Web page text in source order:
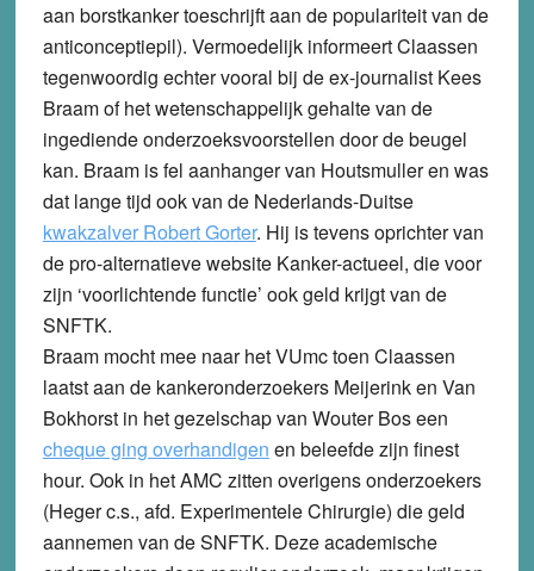
aan borstkanker toeschrijft aan de populariteit van de
anticonceptiepil). Vermoedelijk informeert Claassen
tegenwoordig echter vooral bij de ex-journalist Kees
Braam of het wetenschappelijk gehalte van de
ingediende onderzoeksvoorstellen door de beugel
kan. Braam is fel aanhanger van Houtsmuller en was
dat lange tijd ook van de Nederlands-Duitse
kwakzalver Robert Gorter. Hij is tevens oprichter van
de pro-alternatieve website Kanker-actueel, die voor
zijn ‘voorlichtende functie’ ook geld krijgt van de
SNFTK.
Braam mocht mee naar het VUmc toen Claassen
laatst aan de kankeronderzoekers Meijerink en Van
Bokhorst in het gezelschap van Wouter Bos een
cheque ging overhandigen en beleefde zijn finest
hour. Ook in het AMC zitten overigens onderzoekers
(Heger c.s., afd. Experimentele Chirurgie) die geld
aannemen van de SNFTK. Deze academische